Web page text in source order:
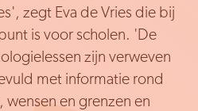
zegt Eva de Vries die bij
is voor scholen. 'De
zijn verweven
met informatie rond
en grenzen en